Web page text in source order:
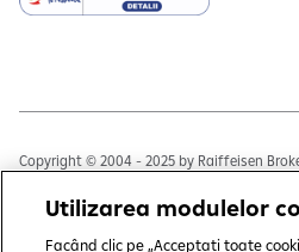
Copyright © 2004 - 2025 by Raiffeisen
Termeni și condiții
Utilizarea modulelor
Facând clic pe „Acceptați toate